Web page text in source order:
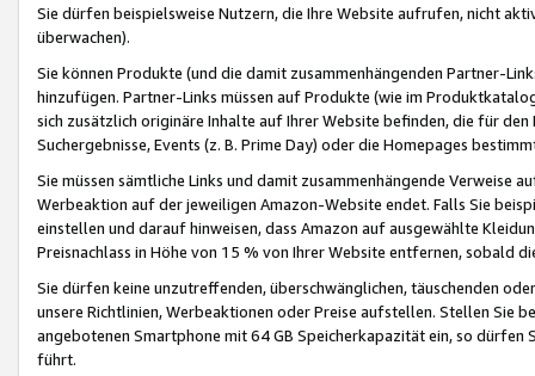
Sie dürfen beispielsweise Nutzern, die Ihre Website aufrufen, nicht
überwachen).
Sie können Produkte (und die damit zusammenhängenden Partner-
hinzufügen. Partner-Links müssen auf Produkte (wie im
sich zusätzlich originäre Inhalte auf Ihrer Website befinden, die für
Suchergebnisse, Events (z. B. Prime Day) oder die Homepages
Sie müssen sämtliche Links und damit zusammenhängende
Werbeaktion auf der jeweiligen Amazon-Website endet. Falls Sie
einstellen und darauf hinweisen, dass Amazon auf ausgewählte
Preisnachlass in Höhe von 15 % von Ihrer Website entfernen, sobald
Sie dürfen keine unzutreffenden, überschwänglichen, täuschenden
unsere Richtlinien, Werbeaktionen oder Preise aufstellen. Stellen Sie
angebotenen Smartphone mit 64 GB Speicherkapazität ein, so dürfen
führt.